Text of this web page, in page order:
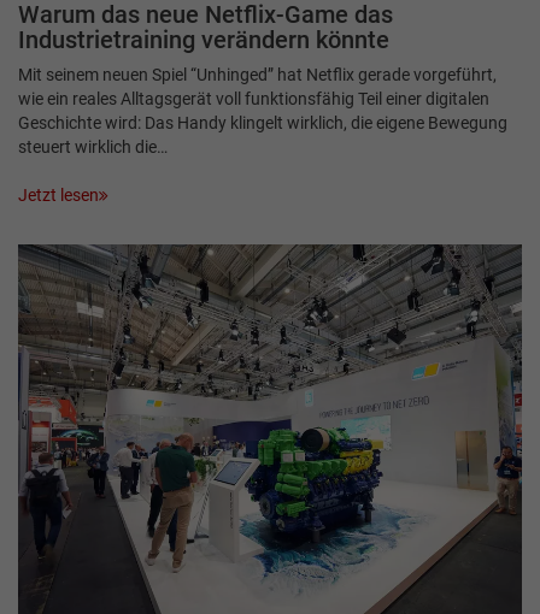
Warum das neue Netflix-Game das
Industrietraining verändern könnte
Mit seinem neuen Spiel “Unhinged” hat Netflix gerade vorgeführt,
wie ein reales Alltagsgerät voll funktionsfähig Teil einer digitalen
Geschichte wird: Das Handy klingelt wirklich, die eigene Bewegung
steuert wirklich die…
Jetzt lesen